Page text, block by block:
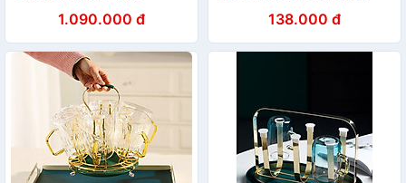
Hàng chính hãng
1.090.000 đ
HỨNG NƯỚC HOME
LUXURY DECOR PHONG
CÁCH RETRO 2022 NEW
138.000 đ